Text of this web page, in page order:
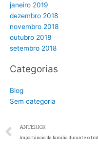
janeiro 2019
dezembro 2018
novembro 2018
outubro 2018
setembro 2018
Categorias
Blog
Sem categoria
Prev
ANTERIOR